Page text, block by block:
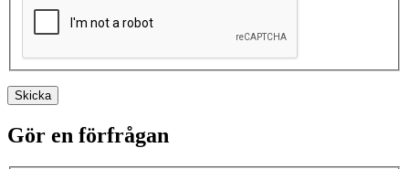
Skicka
Gör en förfrågan